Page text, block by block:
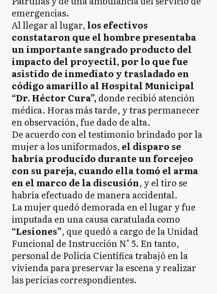
emergencias.
Al llegar al lugar, los efectivos
constataron que el hombre presentaba
un importante sangrado producto del
impacto del proyectil, por lo que fue
asistido de inmediato y trasladado en
código amarillo al Hospital Municipal
“Dr. Héctor Cura”, donde recibió atención
médica. Horas más tarde, y tras permanecer
en observación, fue dado de alta.
De acuerdo con el testimonio brindado por la
mujer a los uniformados, el disparo se
habría producido durante un forcejeo
con su pareja, cuando ella tomó el arma
en el marco de la discusión, y el tiro se
habría efectuado de manera accidental.
La mujer quedó demorada en el lugar y fue
imputada en una causa caratulada como
“Lesiones”, que quedó a cargo de la Unidad
Funcional de Instrucción N° 5. En tanto,
personal de Policía Científica trabajó en la
vivienda para preservar la escena y realizar
las pericias correspondientes.